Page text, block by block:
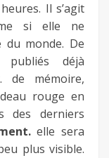
Il s’agit
si elle ne
du monde. De
publiés déjà
de mémoire,
rouge en
des derniers
elle sera
plus visible.